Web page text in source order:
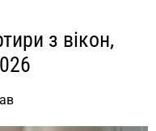
з вікон,